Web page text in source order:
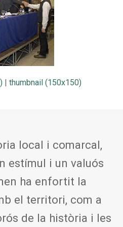
|thumbnail (150x150)
local i comarcal,
estímul i un valuós
ha enfortit la
el territori, com a
de la història i les